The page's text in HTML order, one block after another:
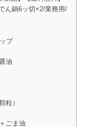
ん鍋6ッ切×2/業務用/
プ
油
粒）
ごま油